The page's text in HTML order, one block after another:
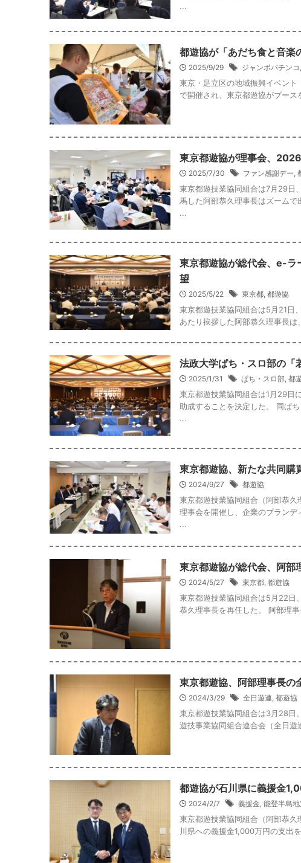
...
都遊協が「あだち食と音楽
2025/9/29 ジャンボパチンコ
東京・足立区の地域振興イベン
で開催され、東京都遊協がブー
東京都遊協が理事会、
2025/7/30 ファン感謝デー,
東京都遊技業協同組合は7月29日
馬した阿部恭久理事長はズーム
...
東京都遊協が総代会、e-ラ
望
2025/5/22 東京都 都遊協
東京都遊技業協同組合は5月21日
あたり挨拶した阿部恭久理事長
法政大学ぱち・スロ部の「
2025/1/31 ぱち・スロ部 都
東京都遊技業協同組合は1月29日
助成することを決定した。 同ぱ
...
東京都遊協、新たな共同購
2024/9/27 都遊協
東京都遊技業協同組合（阿部恭
理事会を開催し、企業のブラン
...
東京都遊協が総代会、阿部
2024/5/27 東京都 都遊協
東京都遊技業協同組合は5月22日
恭久理事長を再任した。 阿部理
東京都遊協、阿部理事長の
2024/3/29 全日遊連, 都遊協
東京都遊技業協同組合は3月28日
遊技事業協同組合連合会（全日
都遊協が石川県に義援金
2024/2/7 義援金, 能登半島
東京都遊技業協同組合（阿部恭
川県への義援金1,000万円の支出